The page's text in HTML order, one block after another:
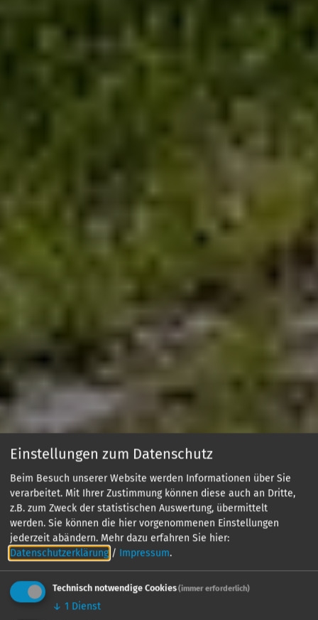
Einstellungen zum Datenschutz
Beim Besuch unserer Website werden Informationen über Sie
verarbeitet. Mit Ihrer Zustimmung können diese auch an Dritte,
z.B. zum Zweck der statistischen Auswertung, übermittelt
werden. Sie können die hier vorgenommenen Einstellungen
jederzeit abändern. Mehr dazu erfahren Sie hier:
Datenschutzerklärung / Impressum.
Technisch notwendige Cookies(immer erforderlich)
↓ 1 Dienst